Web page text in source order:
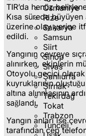
Osmaniye
Rize
Sakarya
Samsun
Siirt
Sinop
Sivas
Şanlıurfa
Şırnak
Tekirdağ
Tokat
Trabzon
Tunceli
TIR’da henüz
Kısa sürede
üzerine olay yerine
edildi.
Yangının çevreye
alınırken, ekiplerin
Otoyolu geçici olarak
kuyruklarının
altına alınmasının
sağlandı.
Yangın anları ise
tarafından cep